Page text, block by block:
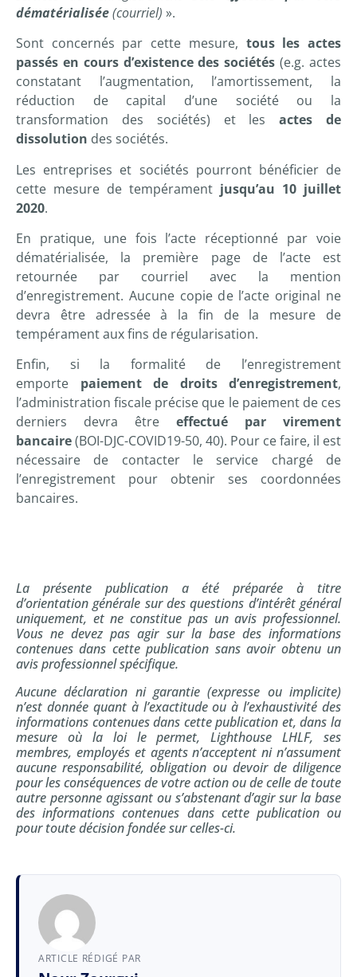
dématérialisée(courriel) ».
Sont concernés par cette mesure, tous les actes
passés en cours d’existence des sociétés (e.g. actes
constatant l’augmentation, l’amortissement, la
réduction de capital d’une société ou la
transformation des sociétés) et lesactes de
dissolution des sociétés.
Les entreprises et sociétés pourront bénéficier de
cette mesure de tempérament jusqu’au 10 juillet
2020.
En pratique, une fois l’acte réceptionné par voie
dématérialisée, la première page de l’acte est
retournée par courriel avec la mention
d’enregistrement. Aucune copie de l’acte original ne
devra être adressée à la fin de la mesure de
tempérament aux fins de régularisation.
Enfin, si la formalité de l’enregistrement
emporte paiement de droits d’enregistrement,
l’administration fiscale précise que le paiement de ces
derniers devra être effectué par virement
bancaire(BOI-DJC-COVID19-50, 40). Pour ce faire, il est
nécessaire de contacter le service chargé de
l’enregistrement pour obtenir ses coordonnées
bancaires.
La présente publication a été préparée à titre
d’orientation générale sur des questions d’intérêt général
uniquement, et ne constitue pas un avis professionnel.
Vous ne devez pas agir sur la base des informations
contenues dans cette publication sans avoir obtenu un
avis professionnel spécifique.
Aucune déclaration ni garantie (expresse ou implicite)
n’est donnée quant à l’exactitude ou à l’exhaustivité des
informations contenues dans cette publication et, dans la
mesure où la loi le permet, Lighthouse LHLF, ses
membres, employés et agents n’acceptent ni n’assument
aucune responsabilité, obligation ou devoir de diligence
pour les conséquences de votre action ou de celle de toute
autre personne agissant ou s’abstenant d’agir sur la base
des informations contenues dans cette publication ou
pour toute décision fondée sur celles-ci.
ARTICLE RÉDIGÉ PAR